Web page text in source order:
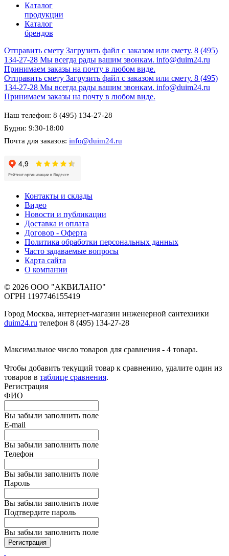
Каталог
продукции
Каталог
брендов
Отправить смету Загрузить файл с заказом или смету. 8 (495)
134-27-28 Мы всегда рады вашим звонкам. info@duim24.ru
Принимаем заказы на почту в любом виде.
Отправить смету Загрузить файл с заказом или смету. 8 (495)
134-27-28 Мы всегда рады вашим звонкам. info@duim24.ru
Принимаем заказы на почту в любом виде.
Наш телефон: 8 (495) 134-27-28
Будни: 9:30-18:00
Почта для заказов: info@duim24.ru
Контакты и склады
Видео
Новости и публикации
Доставка и оплата
Договор - Оферта
Политика обработки персональных данных
Часто задаваемые вопросы
Карта сайта
О компании
© 2026 ООО "АКВИЛАНО"
ОГРН 1197746155419
Город Москва, интернет-магазин инженерной сантехники
duim24.ru телефон 8 (495) 134-27-28
Максимальное число товаров для сравнения - 4 товара.
Чтобы добавить текущий товар к сравнению, удалите один из
товаров в таблице сравнения.
Регистрация
ФИО
Вы забыли заполнить поле
E-mail
Вы забыли заполнить поле
Телефон
Вы забыли заполнить поле
Пароль
Вы забыли заполнить поле
Подтвердите пароль
Вы забыли заполнить поле
Регистрация